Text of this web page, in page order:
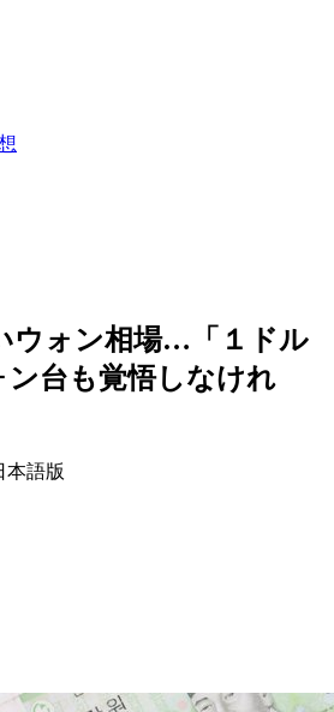
ウォン相場…「１ドル
ン台も覚悟しなけれ
語版